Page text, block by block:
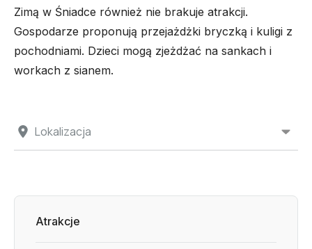
Lokalizacja
Zimą w Śniadce również nie brakuje atrakcji.
Gospodarze proponują przejażdżki bryczką i kuligi z
pochodniami. Dzieci mogą zjeżdżać na sankach i
workach z sianem.
Atrakcje